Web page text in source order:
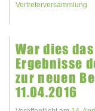
Vertreterversammlung
War dies
Ergebnisse
zur neuen
11.04.2016